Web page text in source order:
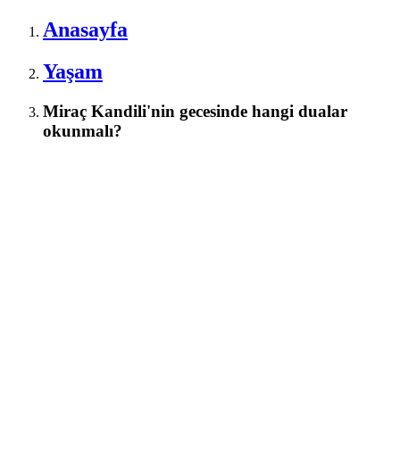
Anasayfa
Yaşam
Miraç Kandili'nin gecesinde hangi dualar
okunmalı?